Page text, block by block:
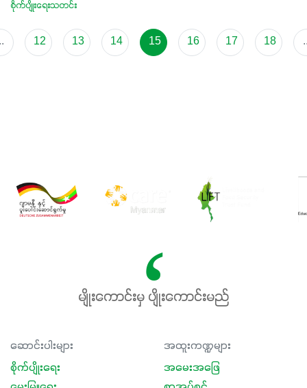
စိုက်ပျိုးရေးသတင်း
12 13 14 15 16 17 18
မျိုးကောင်းမှ ပျိုးကောင်းမည်
ဆောင်းပါးများ
စိုက်ပျိုးရေး
အထူးကဏ္ဍများ
အမေးအဖြေ